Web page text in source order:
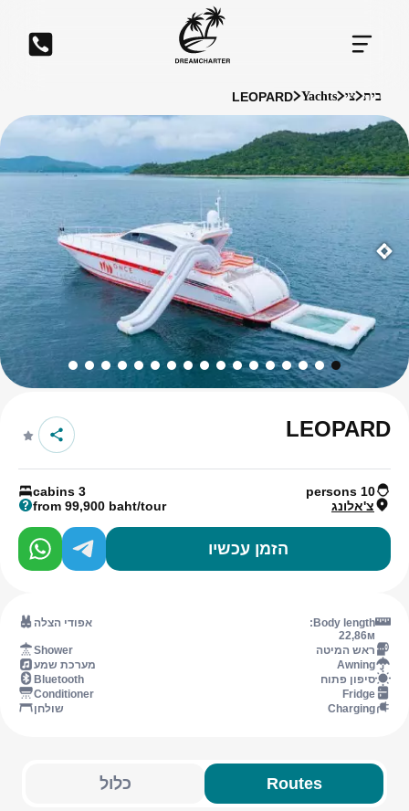
בית צי Yachts
LEOPARD
LEOPARD
10 persons
3 cabins
צ'אלונג
from 99,900 baht/tour
הזמן עכשיו
Body length:
22,86м
אפודי הצלה
ראש המיטה
Shower
Awning
מערכת שמע
סיפון פתוח
Bluetooth
Fridge
Conditioner
Charging
שולחן
Routes כלול